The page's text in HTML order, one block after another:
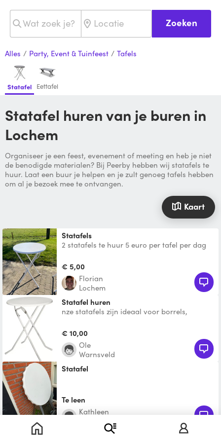
Zoeken
Alles / Party, Event & Tuinfeest / Tafels
Statafel Eettafel
Statafel huren van je buren in
Lochem
Organiseer je een feest, evenement of meeting en heb je niet
de benodigde materialen? Bij Peerby hebben wij statafels te
huur. Laat een buur je helpen en je zult genoeg tafels hebben
om al je bezoek mee te ontvangen.
Kaart
statafels
2 statafels te huur 5 euro per tafel per dag
hoezen
€ 5,00
Florian
Lochem
Statafel huren
nze statafels zijn ideaal voor borrels,
snel op te zetten
€ 10,00
Ole
Warnsveld
Statafel
Te leen
Kathleen
Zutphen